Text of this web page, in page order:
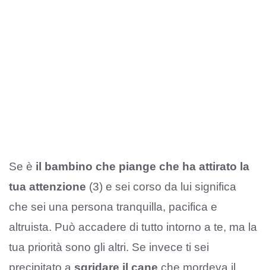
Se è il bambino che piange che ha attirato la
tua attenzione (3) e sei corso da lui significa
che sei una persona tranquilla, pacifica e
altruista. Può accadere di tutto intorno a te, ma la
tua priorità sono gli altri. Se invece ti sei
precipitato a sgridare il cane che mordeva il